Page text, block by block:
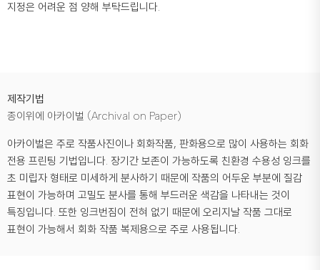
지정은 어려운 점 양해 부탁드립니다.
제작기법
종이위에 아카이벌 (Archival on Paper)
아카이벌은 주로 작품사진이나 회화작품, 판화용으로 많이 사용하는 회화
전용 프린팅 기법입니다. 장기간 보존이 가능하도록 친환경 수용성 잉크를
초 미립자 형태로 미세하게 분사하기 때문에 작품의 어두운 부분에 질감
표현이 가능하며 고밀도 분사를 통해 부드러운 색감을 나타내는 것이
특징입니다. 또한 잉크번짐이 전혀 없기 때문에 오리지날 작품 그대로
표현이 가능해서 회화 작품 복제용으로 주로 사용됩니다.